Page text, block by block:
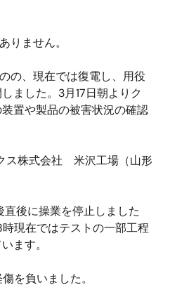
りません。
の、現在では復電し、用役
ました。 3月17日朝よりク
置や製品の被害状況の確認
ス株式会社 米沢工場（山形
直後に操業を停止しました
時現在ではテストの一部工程
ます。
を負いました。